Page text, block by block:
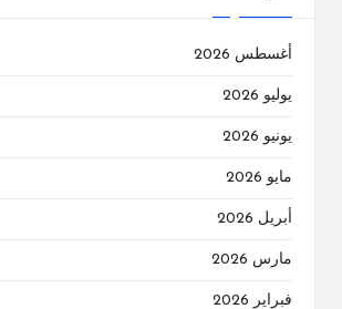
أغسطس 2026
يوليو 2026
يونيو 2026
مايو 2026
أبريل 2026
مارس 2026
فبراير 2026